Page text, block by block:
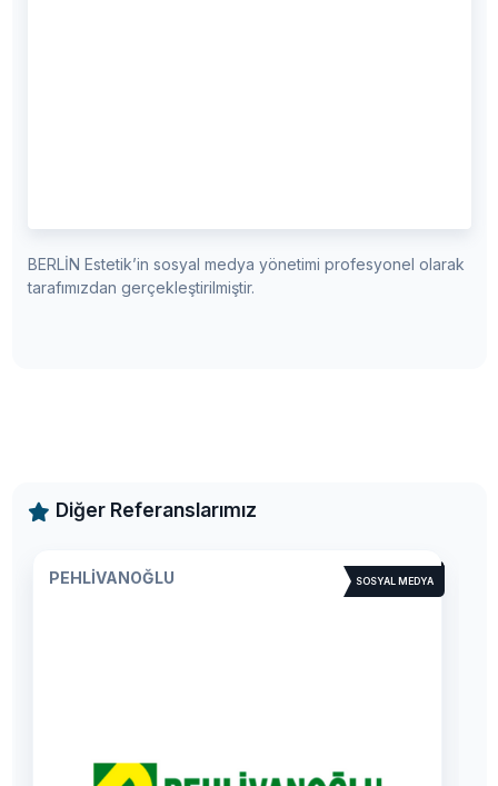
BERLİN Estetik’in sosyal medya yönetimi profesyonel olarak
tarafımızdan gerçekleştirilmiştir.
Diğer Referanslarımız
SOSYAL MEDYA